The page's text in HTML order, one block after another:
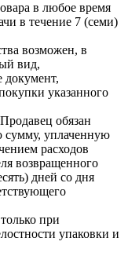
в любое время
в течение 7 (семи)
возможен, в
вид,
документ,
указанного
обязан
сумму, уплаченную
расходов
возвращенного
дней со дня
при
упаковки и